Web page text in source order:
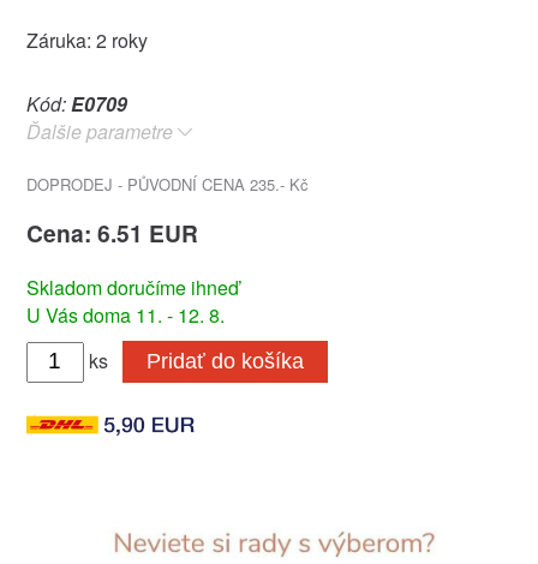
Záruka: 2 roky
Kód: E0709
Ďalšie parametre
DOPRODEJ - PŮVODNÍ CENA 235.- Kč
Cena: 6.51 EUR
Skladom doručíme ihneď
U Vás doma 11. - 12. 8.
ks
Pridať do košíka